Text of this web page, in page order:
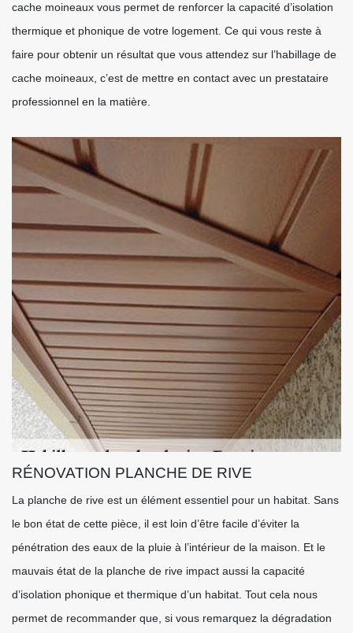
cache moineaux vous permet de renforcer la capacité d’isolation
thermique et phonique de votre logement. Ce qui vous reste à
faire pour obtenir un résultat que vous attendez sur l’habillage de
cache moineaux, c’est de mettre en contact avec un prestataire
professionnel en la matière.
RÉNOVATION PLANCHE DE RIVE
La planche de rive est un élément essentiel pour un habitat. Sans
le bon état de cette pièce, il est loin d’être facile d’éviter la
pénétration des eaux de la pluie à l’intérieur de la maison. Et le
mauvais état de la planche de rive impact aussi la capacité
d’isolation phonique et thermique d’un habitat. Tout cela nous
permet de recommander que, si vous remarquez la dégradation